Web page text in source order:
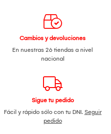
Cambios y devoluciones
En nuestras 26 tiendas a nivel
nacional
Sigue tu pedido
Fácil y rápido sólo con tu DNI. Seguir
pedido